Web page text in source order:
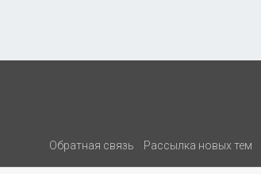
Обратная связь Рассылка новых тем